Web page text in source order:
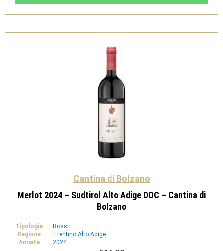
DOC
di
Cantina di Bolzano
Merlot 2024 – Sudtirol Alto Adige DOC – Cantina di
Bolzano
Tipologia
Rossi
Regione
Trentino Alto Adige
Annata
2024